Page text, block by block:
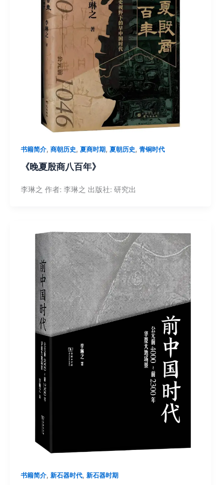
书籍简介, 商朝历史, 夏商时期, 夏朝历史, 青铜时代
《晚夏殷商八百年》
李琳之 作者: 李琳之 出版社: 研究出
书籍简介, 新石器时代, 新石器时期